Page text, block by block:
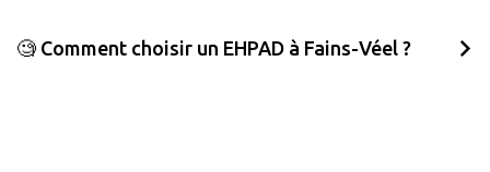
🧐 Comment choisir un EHPAD à Fains-Véel ?